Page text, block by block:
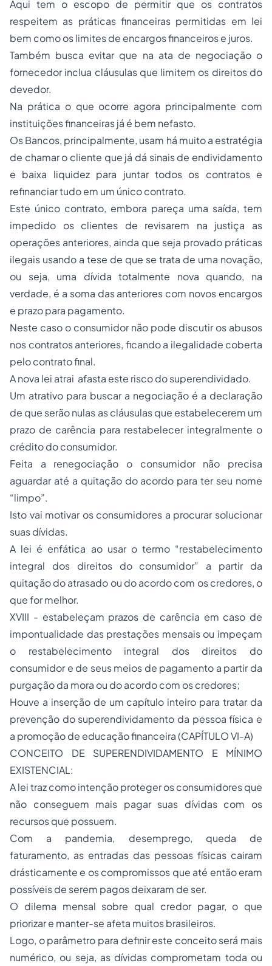
Aqui tem o escopo de permitir que os contratos
respeitem as práticas financeiras permitidas em lei
bem como os limites de encargos financeiros e juros.
Também busca evitar que na ata de negociação o
fornecedor inclua cláusulas que limitem os direitos do
devedor.
Na prática o que ocorre agora principalmente com
instituições financeiras já é bem nefasto.
Os Bancos, principalmente, usam há muito a estratégia
de chamar o cliente que já dá sinais de endividamento
e baixa liquidez para juntar todos os contratos e
refinanciar tudo em um único contrato.
Este único contrato, embora pareça uma saída, tem
impedido os clientes de revisarem na justiça as
operações anteriores, ainda que seja provado práticas
ilegais usando a tese de que se trata de uma novação,
ou seja, uma dívida totalmente nova quando, na
verdade, é a soma das anteriores com novos encargos
e prazo para pagamento.
Neste caso o consumidor não pode discutir os abusos
nos contratos anteriores, ficando a ilegalidade coberta
pelo contrato final.
A nova lei atrai afasta este risco do superendividado.
Um atrativo para buscar a negociação é a declaração
de que serão nulas as cláusulas que estabelecerem um
prazo de carência para restabelecer integralmente o
crédito do consumidor.
Feita a renegociação o consumidor não precisa
aguardar até a quitação do acordo para ter seu nome
“limpo”.
Isto vai motivar os consumidores a procurar solucionar
suas dívidas.
A lei é enfática ao usar o termo “restabelecimento
integral dos direitos do consumidor” a partir da
quitação do atrasado ou do acordo com os credores, o
que for melhor.
XVIII - estabeleçam prazos de carência em caso de
impontualidade das prestações mensais ou impeçam
o restabelecimento integral dos direitos do
consumidor e de seus meios de pagamento a partir da
purgação da mora ou do acordo com os credores;
Houve a inserção de um capítulo inteiro para tratar da
prevenção do superendividamento da pessoa física e
a promoção de educação financeira (CAPÍTULO VI-A)
CONCEITO DE SUPERENDIVIDAMENTO E MÍNIMO
EXISTENCIAL:
A lei traz como intenção proteger os consumidores que
não conseguem mais pagar suas dívidas com os
recursos que possuem.
Com a pandemia, desemprego, queda de
faturamento, as entradas das pessoas físicas cairam
drásticamente e os compromissos que até então eram
possíveis de serem pagos deixaram de ser.
O dilema mensal sobre qual credor pagar, o que
priorizar e manter-se afeta muitos brasileiros.
Logo, o parâmetro para definir este conceito será mais
numérico, ou seja, as dívidas comprometam toda ou